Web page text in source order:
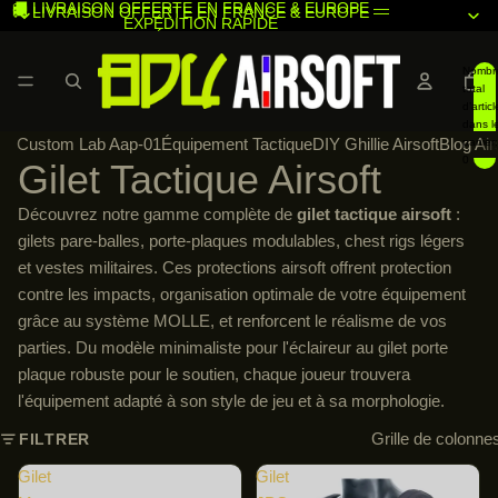
🚚 LIVRAISON OFFERTE EN FRANCE & EUROPE —
EXPÉDITION RAPIDE
🚚 LIVRAISON OFFERTE EN FRANCE & EUROPE —
total
dans
panier:
Custom Lab Aap-01Équipement TactiqueDIY Ghillie AirsoftBlog
Gilet Tactique Airsoft
Découvrez notre gamme complète de gilet tactique airsoft :
gilets pare-balles, porte-plaques modulables, chest rigs légers
et vestes militaires. Ces protections airsoft offrent protection
contre les impacts, organisation optimale de votre équipement
grâce au système MOLLE, et renforcent le réalisme de vos
parties. Du modèle minimaliste pour l'éclaireur au gilet porte
plaque robuste pour le soutien, chaque joueur trouvera
l'équipement adapté à son style de jeu et à sa morphologie.
FILTRER
Grille de
Gilet
Gilet